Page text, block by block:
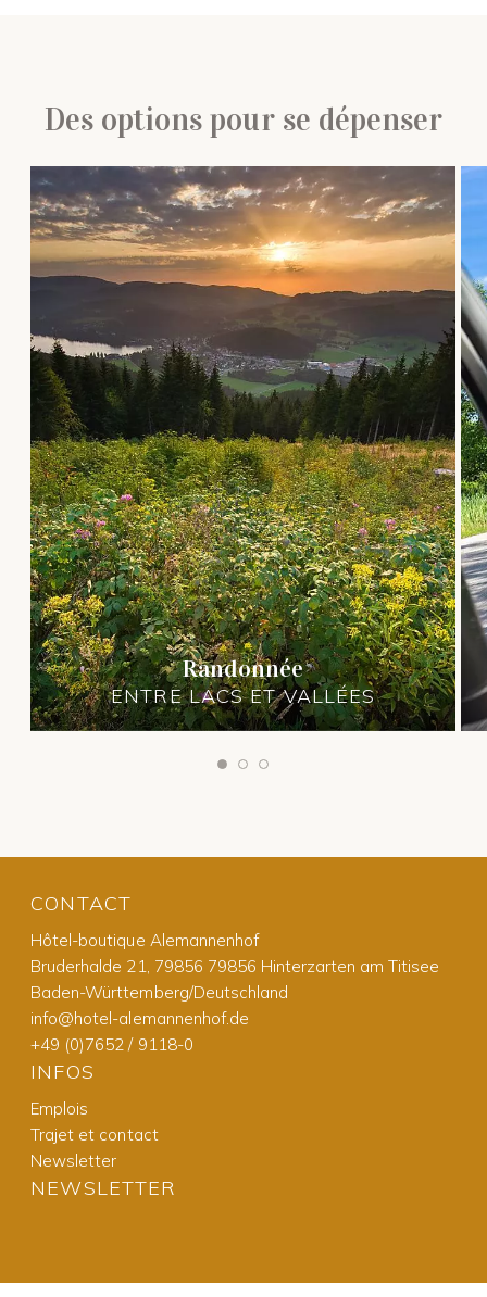
Des options pour se dépenser
Randonnée
ENTRE LACS ET VALLÉES
CONTACT
Hôtel-boutique Alemannenhof
Bruderhalde 21, 79856 79856 Hinterzarten am Titisee
Baden-Württemberg/Deutschland
info@hotel-alemannenhof.de
+49 (0)7652 / 9118-0
INFOS
Emplois
Trajet et contact
Newsletter
NEWSLETTER